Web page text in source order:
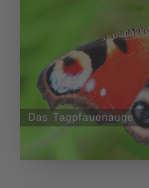
Das Tagpfauenauge